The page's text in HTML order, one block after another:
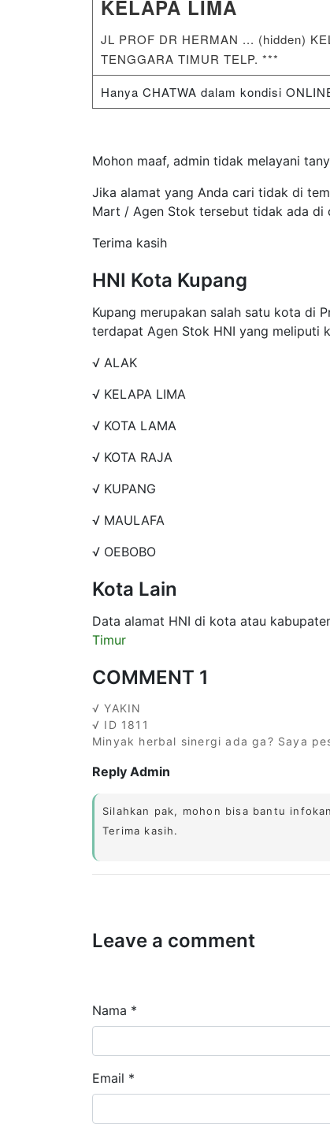
KELAPA LIMA
JL PROF DR HERMAN ... (hidden)
TENGGARA TIMUR TELP. ***
Hanya CHATWA dalam kondisi
Mohon maaf, admin tidak melayani
Jika alamat yang Anda cari tidak di
Mart / Agen Stok tersebut tidak ada di
Terima kasih
HNI Kota Kupang
Kupang merupakan salah satu kota di
terdapat Agen Stok HNI yang meliputi
√ ALAK
√ KELAPA LIMA
√ KOTA LAMA
√ KOTA RAJA
√ KUPANG
√ MAULAFA
√ OEBOBO
Kota Lain
Data alamat HNI di kota atau
Timur
COMMENT 1
√ YAKIN
√ ID 1811
Minyak herbal sinergi ada ga? Saya
Reply Admin
Silahkan pak, mohon bisa bantu
Terima kasih.
Leave a comment
Nama *
Email *